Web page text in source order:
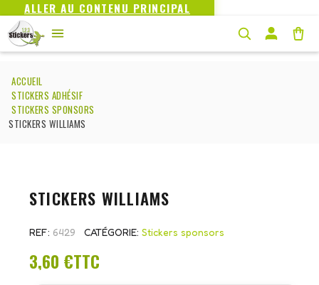
ALLER AU CONTENU PRINCIPAL
ACCUEIL
STICKERS ADHÉSIF
STICKERS SPONSORS
STICKERS WILLIAMS
STICKERS WILLIAMS
REF 6429 CATÉGORIE Stickers sponsors
3,60 €TTC